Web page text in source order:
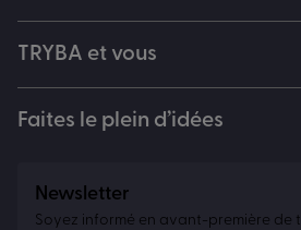
TRYBA et vous
Faites le plein d’idées
Newsletter
Soyez informé en avant-première de